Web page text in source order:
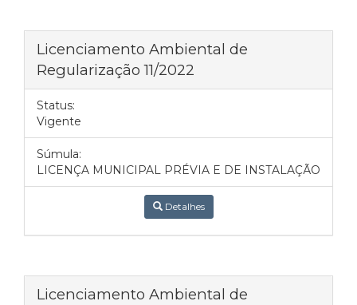
Licenciamento Ambiental de
Regularização 11/2022
Status:
Vigente
Súmula:
LICENÇA MUNICIPAL PRÉVIA E DE INSTALAÇÃO
Detalhes
Licenciamento Ambiental de